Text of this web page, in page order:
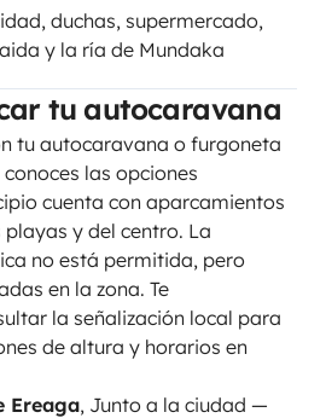
duchas, supermercado,
y la ría de Mundaka
tu autocaravana
tu autocaravana o furgoneta
las opciones
cuenta con aparcamientos
y del centro. La
no está permitida, pero
en la zona. Te
la señalización local para
de altura y horarios en
Ereaga, Junto a la ciudad —